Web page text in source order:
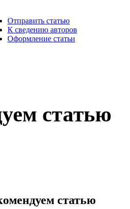
Отправить статью
К сведению авторов
Оформление статьи
статью
статью